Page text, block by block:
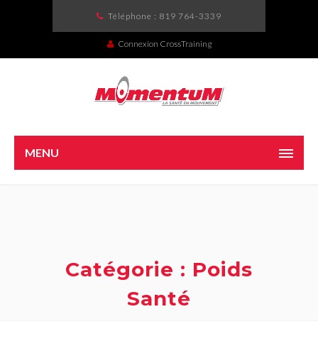
Téléphone : 819 764-3339
Connexion CrossTraining
MENU
Catégorie : Poids
Santé